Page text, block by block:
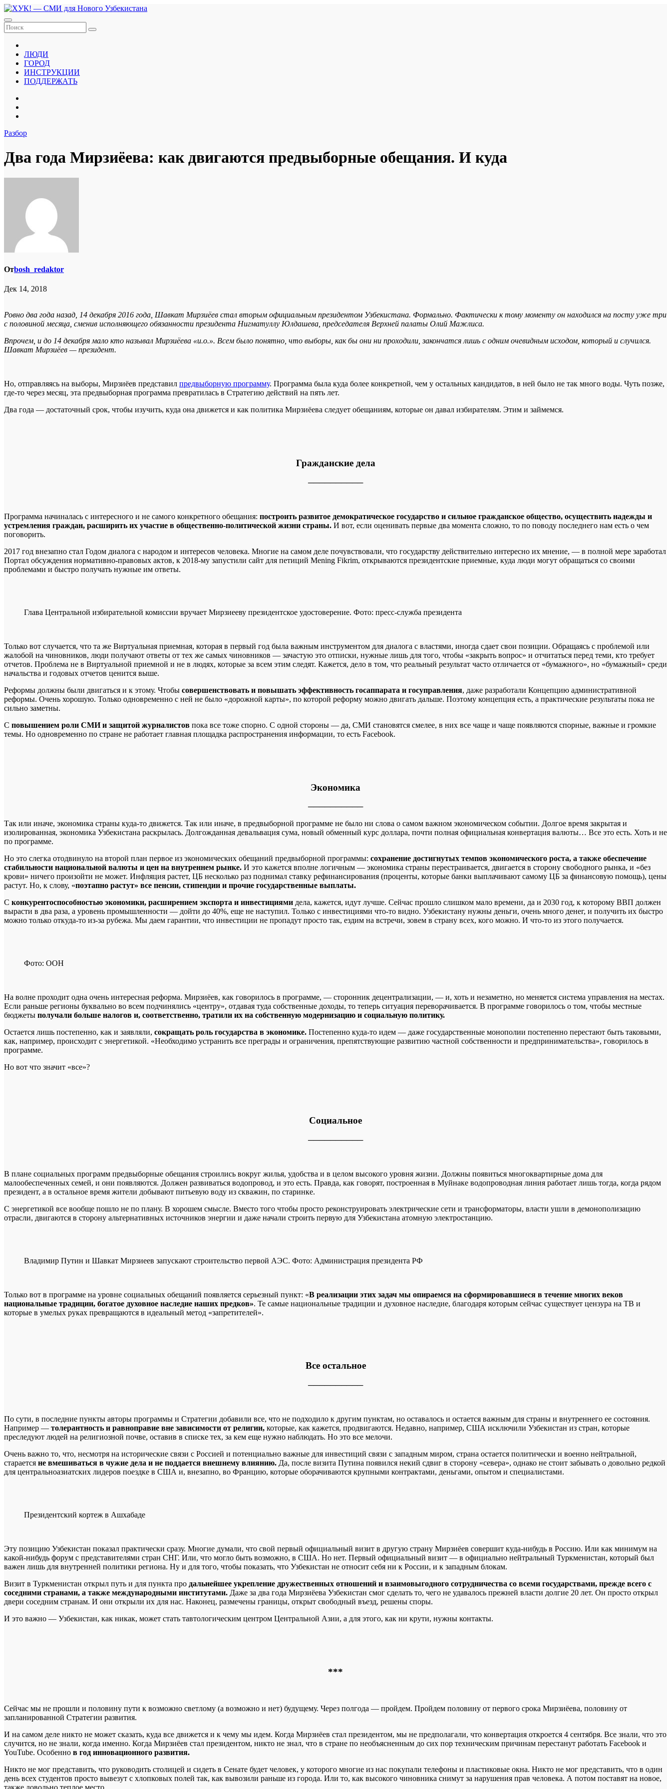
Перейти
к
содержанию
ЛЮДИ
ГОРОД
ИНСТРУКЦИИ
ПОДДЕРЖАТЬ
Разбор
Два года Мирзиёева: как двигаются предвыборные обещания. И куда
Отbosh_redaktor
Дек 14, 2018
Ровно два года назад, 14 декабря 2016 года, Шавкат Мирзиёев стал вторым официальным президентом Узбекистана. Формально. Фактически к тому моменту он находился на посту уже три
с половиной месяца, сменив исполняющего обязанности президента Нигматуллу Юлдашева, председателя Верхней палаты Олий Мажлиса.
Впрочем, и до 14 декабря мало кто называл Мирзиёева «и.о.». Всем было понятно, что выборы, как бы они ни проходили, закончатся лишь с одним очевидным исходом, который и случился.
Шавкат Мирзиёев — президент.
Но, отправляясь на выборы, Мирзиёев представил предвыборную программу. Программа была куда более конкретной, чем у остальных кандидатов, в ней было не так много воды. Чуть позже,
где-то через месяц, эта предвыборная программа превратилась в Стратегию действий на пять лет.
Два года — достаточный срок, чтобы изучить, куда она движется и как политика Мирзиёева следует обещаниям, которые он давал избирателям. Этим и займемся.
Гражданские дела
──────────
Программа начиналась с интересного и не самого конкретного обещания: построить развитое демократическое государство и сильное гражданское общество, осуществить надежды и
устремления граждан, расширить их участие в общественно-политической жизни страны. И вот, если оценивать первые два момента сложно, то по поводу последнего нам есть о чем
поговорить.
2017 год внезапно стал Годом диалога с народом и интересов человека. Многие на самом деле почувствовали, что государству действительно интересно их мнение, — в полной мере заработал
Портал обсуждения нормативно-правовых актов, к 2018-му запустили сайт для петиций Mening Fikrim, открываются президентские приемные, куда люди могут обращаться со своими
проблемами и быстро получать нужные им ответы.
Глава Центральной избирательной комиссии вручает Мирзиееву президентское удостоверение. Фото: пресс-служба президента
Только вот случается, что та же Виртуальная приемная, которая в первый год была важным инструментом для диалога с властями, иногда сдает свои позиции. Обращаясь с проблемой или
жалобой на чиновников, люди получают ответы от тех же самых чиновников — зачастую это отписки, нужные лишь для того, чтобы «закрыть вопрос» и отчитаться перед теми, кто требует
отчетов. Проблема не в Виртуальной приемной и не в людях, которые за всем этим следят. Кажется, дело в том, что реальный результат часто отличается от «бумажного», но «бумажный» среди
начальства и годовых отчетов ценится выше.
Реформы должны были двигаться и к этому. Чтобы совершенствовать и повышать эффективность госаппарата и госуправления, даже разработали Концепцию административной
реформы. Очень хорошую. Только одновременно с ней не было «дорожной карты», по которой реформу можно двигать дальше. Поэтому концепция есть, а практические результаты пока не
сильно заметны.
С повышением роли СМИ и защитой журналистов пока все тоже спорно. С одной стороны — да, СМИ становятся смелее, в них все чаще и чаще появляются спорные, важные и громкие
темы. Но одновременно по стране не работает главная площадка распространения информации, то есть Facebook.
Экономика
──────────
Так или иначе, экономика страны куда-то движется. Так или иначе, в предвыборной программе не было ни слова о самом важном экономическом событии. Долгое время закрытая и
изолированная, экономика Узбекистана раскрылась. Долгожданная девальвация сума, новый обменный курс доллара, почти полная официальная конвертация валюты… Все это есть. Хоть и не
по программе.
Но это слегка отодвинуло на второй план первое из экономических обещаний предвыборной программы: сохранение достигнутых темпов экономического роста, а также обеспечение
стабильности национальной валюты и цен на внутреннем рынке. И это кажется вполне логичным — экономика страны перестраивается, двигается в сторону свободного рынка, и «без
крови» ничего произойти не может. Инфляция растет, ЦБ несколько раз поднимал ставку рефинансирования (проценты, которые банки выплачивают самому ЦБ за финансовую помощь), цены
растут. Но, к слову, «поэтапно растут» все пенсии, стипендии и прочие государственные выплаты.
С конкурентоспособностью экономики, расширением экспорта и инвестициями дела, кажется, идут лучше. Сейчас прошло слишком мало времени, да и 2030 год, к которому ВВП должен
вырасти в два раза, а уровень промышленности — дойти до 40%, еще не наступил. Только с инвестициями что-то видно. Узбекистану нужны деньги, очень много денег, и получить их быстро
можно только откуда-то из-за рубежа. Мы даем гарантии, что инвестиции не пропадут просто так, ездим на встречи, зовем в страну всех, кого можно. И что-то из этого получается.
Фото: ООН
На волне проходит одна очень интересная реформа. Мирзиёев, как говорилось в программе, — сторонник децентрализации, — и, хоть и незаметно, но меняется система управления на местах.
Если раньше регионы буквально во всем подчинялись «центру», отдавая туда собственные доходы, то теперь ситуация переворачивается. В программе говорилось о том, чтобы местные
бюджеты получали больше налогов и, соответственно, тратили их на собственную модернизацию и социальную политику.
Остается лишь постепенно, как и заявляли, сокращать роль государства в экономике. Постепенно куда-то идем — даже государственные монополии постепенно перестают быть таковыми,
как, например, происходит с энергетикой. «Необходимо устранить все преграды и ограничения, препятствующие развитию частной собственности и предпринимательства», говорилось в
программе.
Но вот что значит «все»?
Социальное
──────────
В плане социальных программ предвыборные обещания строились вокруг жилья, удобства и в целом высокого уровня жизни. Должны появиться многоквартирные дома для
малообеспеченных семей, и они появляются. Должен развиваться водопровод, и это есть. Правда, как говорят, построенная в Муйнаке водопроводная линия работает лишь тогда, когда рядом
президент, а в остальное время жители добывают питьевую воду из скважин, по старинке.
С энергетикой все вообще пошло не по плану. В хорошем смысле. Вместо того чтобы просто реконструировать электрические сети и трансформаторы, власти ушли в демонополизацию
отрасли, двигаются в сторону альтернативных источников энергии и даже начали строить первую для Узбекистана атомную электростанцию.
Владимир Путин и Шавкат Мирзиеев запускают строительство первой АЭС. Фото: Администрация президента РФ
Только вот в программе на уровне социальных обещаний появляется серьезный пункт: «В реализации этих задач мы опираемся на сформировавшиеся в течение многих веков
национальные традиции, богатое духовное наследие наших предков». Те самые национальные традиции и духовное наследие, благодаря которым сейчас существует цензура на ТВ и
которые в умелых руках превращаются в идеальный метод «запретителей».
Все остальное
──────────
По сути, в последние пункты авторы программы и Стратегии добавили все, что не подходило к другим пунктам, но оставалось и остается важным для страны и внутреннего ее состояния.
Например — толерантность и равноправие вне зависимости от религии, которые, как кажется, продвигаются. Недавно, например, США исключили Узбекистан из стран, которые
преследуют людей на религиозной почве, оставив в списке тех, за кем еще нужно наблюдать. Но это все мелочи.
Очень важно то, что, несмотря на исторические связи с Россией и потенциально важные для инвестиций связи с западным миром, страна остается политически и военно нейтральной,
старается не вмешиваться в чужие дела и не поддается внешнему влиянию. Да, после визита Путина появился некий сдвиг в сторону «севера», однако не стоит забывать о довольно редкой
для центральноазиатских лидеров поездке в США и, внезапно, во Францию, которые оборачиваются крупными контрактами, деньгами, опытом и специалистами.
Президентский кортеж в Ашхабаде
Эту позицию Узбекистан показал практически сразу. Многие думали, что свой первый официальный визит в другую страну Мирзиёев совершит куда-нибудь в Россию. Или как минимум на
какой-нибудь форум с представителями стран СНГ. Или, что могло быть возможно, в США. Но нет. Первый официальный визит — в официально нейтральный Туркменистан, который был
важен лишь для внутренней политики региона. Ну и для того, чтобы показать, что Узбекистан не относит себя ни к России, и к западным блокам.
Визит в Туркменистан открыл путь и для пункта про дальнейшее укрепление дружественных отношений и взаимовыгодного сотрудничества со всеми государствами, прежде всего с
соседними странами, а также международными институтами. Даже за два года Мирзиёева Узбекистан смог сделать то, чего не удавалось прежней власти долгие 20 лет. Он просто открыл
двери соседним странам. И они открыли их для нас. Наконец, размечены границы, открыт свободный въезд, решены споры.
И это важно — Узбекистан, как никак, может стать тавтологическим центром Центральной Азии, а для этого, как ни крути, нужны контакты.
***
Сейчас мы не прошли и половину пути к возможно светлому (а возможно и нет) будущему. Через полгода — пройдем. Пройдем половину от первого срока Мирзиёева, половину от
запланированной Стратегии развития.
И на самом деле никто не может сказать, куда все движется и к чему мы идем. Когда Мирзиёев стал президентом, мы не предполагали, что конвертация откроется 4 сентября. Все знали, что это
случится, но не знали, когда именно. Когда Мирзиёев стал президентом, никто не знал, что в стране по необъясненным до сих пор техническим причинам перестанут работать Facebook и
YouTube. Особенно в год инновационного развития.
Никто не мог представить, что руководить столицей и сидеть в Сенате будет человек, у которого многие из нас покупали телефоны и пластиковые окна. Никто не мог представить, что в один
день всех студентов просто вывезут с хлопковых полей так, как вывозили раньше из города. Или то, как высокого чиновника снимут за нарушения прав человека. А потом поставят на новое,
также довольно теплое место.